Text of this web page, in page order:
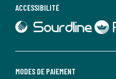
MODES DE PAIEMENT
ACCESSIBILITÉ
lien vers Sourdline
lien vers Faciliti